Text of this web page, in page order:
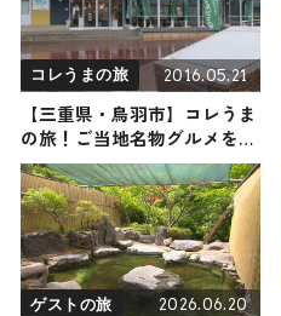
コレうまの旅 2016.05.21
【三重県・鳥羽市】コレうま
の旅！ご当地名物グルメをお
届け
ゲストの旅 2026.06.20